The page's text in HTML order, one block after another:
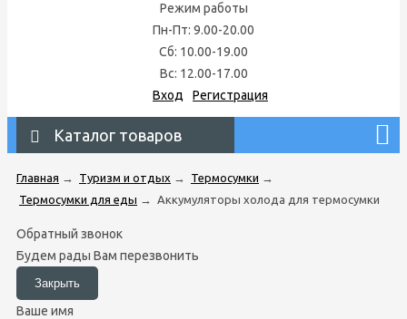
Режим работы
Пн-Пт: 9.00-20.00
Сб: 10.00-19.00
Вс: 12.00-17.00
Вход
Регистрация
Каталог товаров
Главная → Туризм и отдых → Термосумки →
Термосумки для еды → Аккумуляторы холода для термосумки
Обратный звонок
Будем рады Вам перезвонить
Ваше имя